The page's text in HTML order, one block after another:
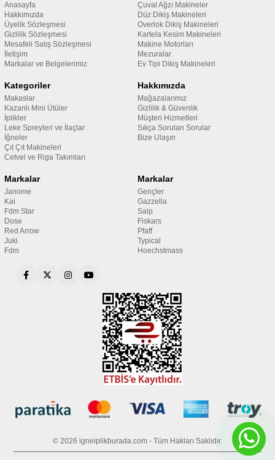
Anasayfa
Hakkımızda
Üyelik Sözleşmesi
Gizlilik Sözleşmesi
Mesafeli Satış Sözleşmesi
İletişim
Markalar ve Belgelerimiz
Çuval Ağzı Makineler
Düz Dikiş Makineleri
Overlok Dikiş Makineleri
Kartela Kesim Makineleri
Makine Motorları
Mezuralar
Ev Tipi Dikiş Makineleri
Kategoriler
Makaslar
Kazanlı Mini Ütüler
İplikler
Leke Spreyleri ve İlaçlar
İğneler
Çıt Çıt Makineleri
Cetvel ve Riga Takımları
Hakkımızda
Mağazalarımız
Gizlilik & Güvenlik
Müşteri Hizmetleri
Sıkça Sorulan Sorular
Bize Ulaşın
Markalar
Janome
Kai
Fdm Star
Dose
Red Arrow
Juki
Fdm
Markalar
Gençler
Gazzella
Saip
Fiskars
Pfaff
Typical
Hoechstmass
© 2026 igneiplikburada.com - Tüm Hakları Saklıdır.